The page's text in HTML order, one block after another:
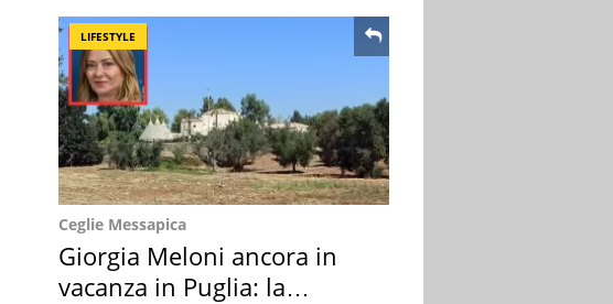
LIFESTYLE
Ceglie Messapica
Giorgia Meloni ancora in
vacanza in Puglia: la